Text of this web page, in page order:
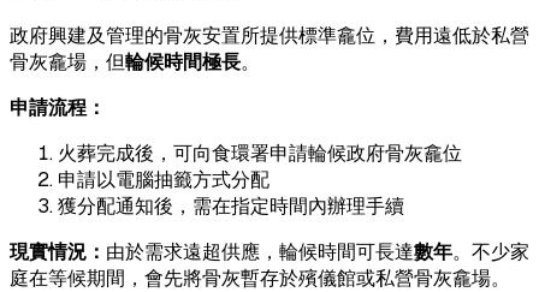
政府興建及管理的骨灰安置所提供標準龕位，費用遠低於私營
骨灰龕場，但輪候時間極長。
申請流程：
火葬完成後，可向食環署申請輪候政府骨灰龕位
申請以電腦抽籤方式分配
獲分配通知後，需在指定時間內辦理手續
現實情況： 由於需求遠超供應，輪候時間可長達數年。不少家
庭在等候期間，會先將骨灰暫存於殯儀館或私營骨灰龕場。